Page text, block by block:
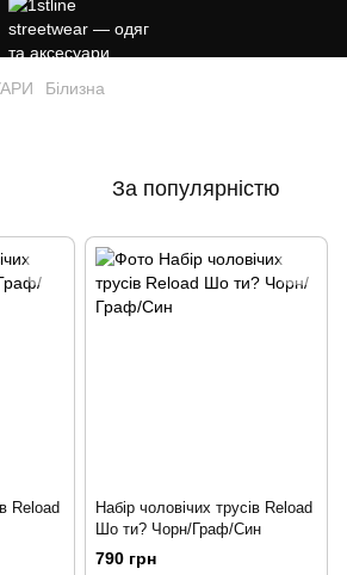
Білизна
За популярністю
Reload
Набір чоловічих трусів Reload
Шо ти? Чорн/Граф/Син
790 грн